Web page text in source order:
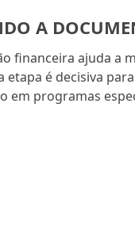
A
financeira ajuda a
etapa é decisiva
em programas